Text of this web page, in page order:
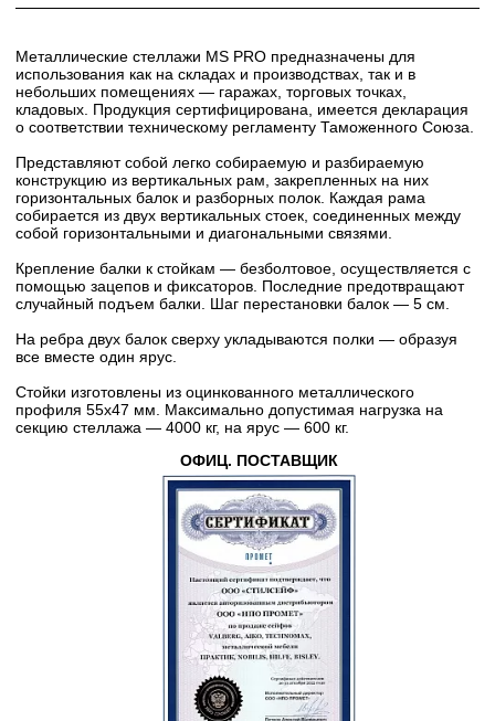
Металлические стеллажи MS PRO предназначены для
использования как на складах и производствах, так и в
небольших помещениях — гаражах, торговых точках,
кладовых. Продукция сертифицирована, имеется декларация
о соответствии техническому регламенту Таможенного Союза.
Представляют собой легко собираемую и разбираемую
конструкцию из вертикальных рам, закрепленных на них
горизонтальных балок и разборных полок. Каждая рама
собирается из двух вертикальных стоек, соединенных между
собой горизонтальными и диагональными связями.
Крепление балки к стойкам — безболтовое, осуществляется с
помощью зацепов и фиксаторов. Последние предотвращают
случайный подъем балки. Шаг перестановки балок — 5 cм.
На ребра двух балок сверху укладываются полки — образуя
все вместе один ярус.
Стойки изготовлены из оцинкованного металлического
профиля 55х47 мм. Максимально допустимая нагрузка на
секцию стеллажа — 4000 кг, на ярус — 600 кг.
ОФИЦ. ПОСТАВЩИК